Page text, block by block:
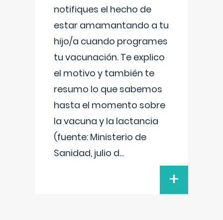
notifiques el hecho de
estar amamantando a tu
hijo/a cuando programes
tu vacunación. Te explico
el motivo y también te
resumo lo que sabemos
hasta el momento sobre
la vacuna y la lactancia
(fuente: Ministerio de
Sanidad, julio d...
+